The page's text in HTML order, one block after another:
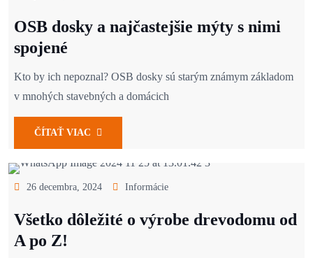
OSB dosky a najčastejšie mýty s nimi
spojené
Kto by ich nepoznal? OSB dosky sú starým známym základom
v mnohých stavebných a domácich
ČÍTAŤ VIAC
26 decembra, 2024 Informácie
Všetko dôležité o výrobe drevodomu od
A po Z!